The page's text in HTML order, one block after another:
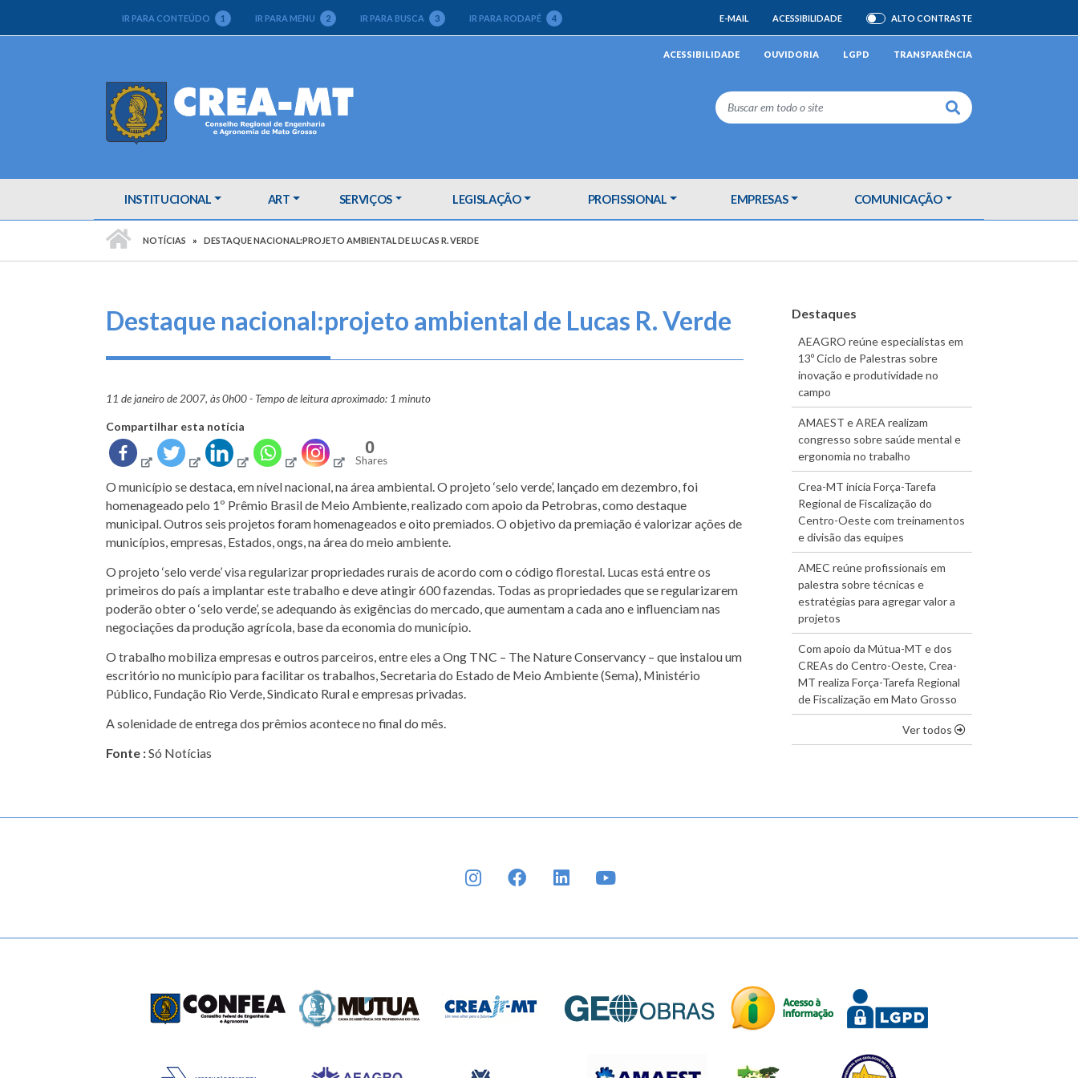
IR PARA CONTEÚDO 1 IR PARA MENU 2 IR PARA BUSCA 3 IR PARA RODAPÉ 4 E-MAIL ACESSIBILIDADE ATIVAR/DESATIVAR
ALTO CONTRASTE
ACESSIBILIDADE OUVIDORIA LGPD TRANSPARÊNCIA
Buscar
INSTITUCIONAL ART SERVIÇOS LEGISLAÇÃO PROFISSIONAL EMPRESAS COMUNICAÇÃO
PÁGINA INICIAL
NOTÍCIAS DESTAQUE NACIONAL:PROJETO AMBIENTAL DE LUCAS R. VERDE
Destaque nacional:projeto ambiental de Lucas R. Verde
11 de janeiro de 2007, às 0h00 - Tempo de leitura aproximado: 1 minuto
Compartilhar esta notícia
0
Shares
O município se destaca, em nível nacional, na área ambiental. O projeto ‘selo verde’, lançado em dezembro, foi
homenageado pelo 1º Prêmio Brasil de Meio Ambiente, realizado com apoio da Petrobras, como destaque
municipal. Outros seis projetos foram homenageados e oito premiados. O objetivo da premiação é valorizar ações de
municípios, empresas, Estados, ongs, na área do meio ambiente.
O projeto ‘selo verde’ visa regularizar propriedades rurais de acordo com o código florestal. Lucas está entre os
primeiros do país a implantar este trabalho e deve atingir 600 fazendas. Todas as propriedades que se regularizarem
poderão obter o ‘selo verde’, se adequando às exigências do mercado, que aumentam a cada ano e influenciam nas
negociações da produção agrícola, base da economia do município.
O trabalho mobiliza empresas e outros parceiros, entre eles a Ong TNC – The Nature Conservancy – que instalou um
escritório no município para facilitar os trabalhos, Secretaria do Estado de Meio Ambiente (Sema), Ministério
Público, Fundação Rio Verde, Sindicato Rural e empresas privadas.
A solenidade de entrega dos prêmios acontece no final do mês.
Fonte :Só Notícias
Destaques
AEAGRO reúne especialistas em
13º Ciclo de Palestras sobre
inovação e produtividade no
campo
AMAEST e AREA realizam
congresso sobre saúde mental e
ergonomia no trabalho
Crea-MT inicia Força-Tarefa
Regional de Fiscalização do
Centro-Oeste com treinamentos
e divisão das equipes
AMEC reúne profissionais em
palestra sobre técnicas e
estratégias para agregar valor a
projetos
Com apoio da Mútua-MT e dos
CREAs do Centro-Oeste, Crea-
MT realiza Força-Tarefa Regional
de Fiscalização em Mato Grosso
Ver todos os destaques
INSTAGRAMFACEBOOKLINKEDIN